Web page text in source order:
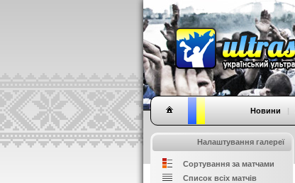
Новини |
Налаштування галереї
Сортування за матчами
Список всіх матчів